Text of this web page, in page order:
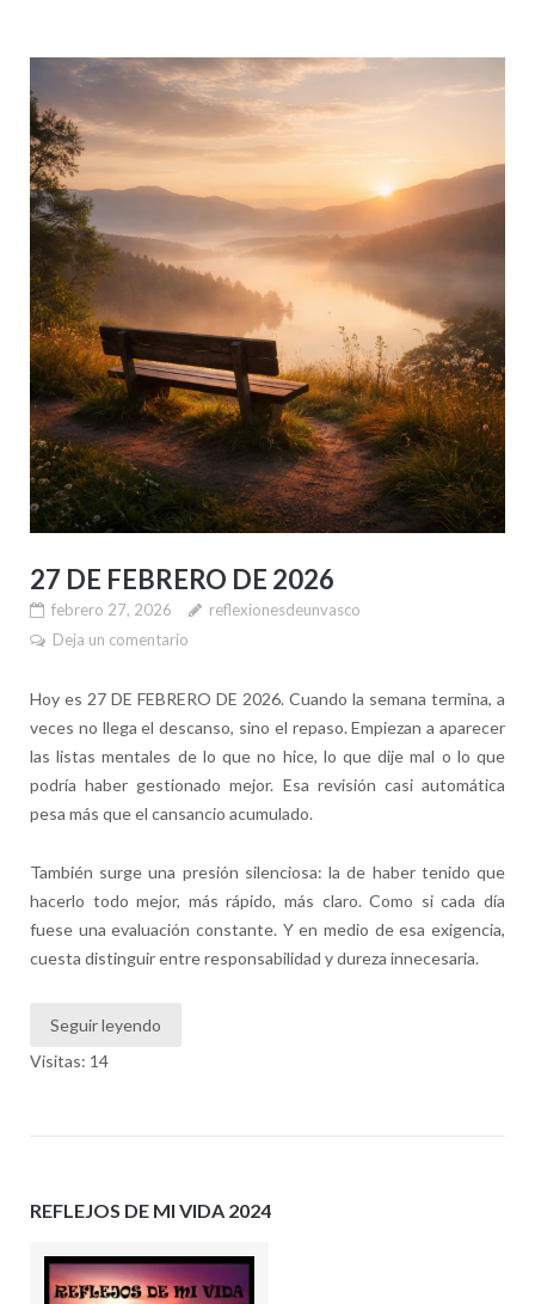
27 DE FEBRERO DE 2026
febrero 27, 2026
reflexionesdeunvasco
Deja un comentario
Hoy es 27 DE FEBRERO DE 2026. Cuando la semana termina, a
veces no llega el descanso, sino el repaso. Empiezan a aparecer
las listas mentales de lo que no hice, lo que dije mal o lo que
podría haber gestionado mejor. Esa revisión casi automática
pesa más que el cansancio acumulado.
También surge una presión silenciosa: la de haber tenido que
hacerlo todo mejor, más rápido, más claro. Como si cada día
fuese una evaluación constante. Y en medio de esa exigencia,
cuesta distinguir entre responsabilidad y dureza innecesaria.
Seguir leyendo
Visitas: 14
REFLEJOS DE MI VIDA 2024